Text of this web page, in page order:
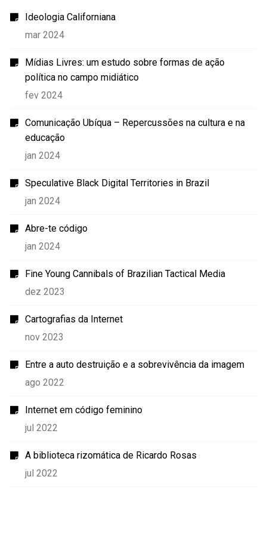
Ideologia Californiana
mar 2024
Mídias Livres: um estudo sobre formas de ação
política no campo midiático
fev 2024
Comunicação Ubíqua – Repercussões na cultura e na
educação
jan 2024
Speculative Black Digital Territories in Brazil
jan 2024
Abre-te código
jan 2024
Fine Young Cannibals of Brazilian Tactical Media
dez 2023
Cartografias da Internet
nov 2023
Entre a auto destruição e a sobrevivência da imagem
ago 2022
Internet em código feminino
jul 2022
A biblioteca rizomática de Ricardo Rosas
jul 2022